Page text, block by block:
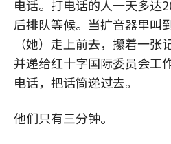
电话。打电话的人一天多达
后排队等候。当扩音器里叫
（她）走上前去，攥着一张
并递给红十字国际委员会工
电话，把话筒递过去。
他们只有三分钟。